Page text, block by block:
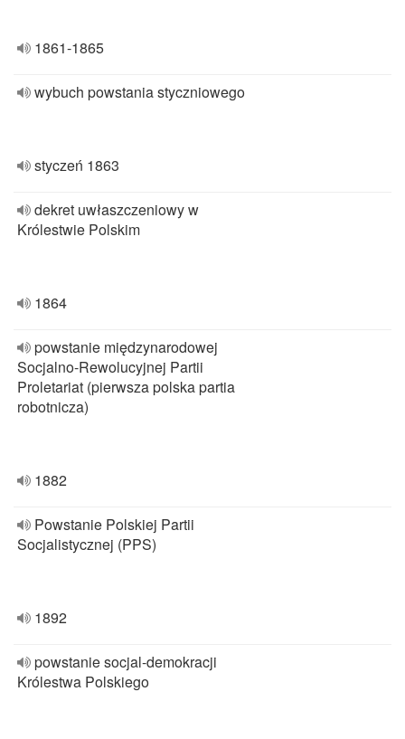
1861-1865
wybuch powstania styczniowego
styczeń 1863
dekret uwłaszczeniowy w
Królestwie Polskim
1864
powstanie międzynarodowej
Socjalno-Rewolucyjnej Partii
Proletariat (pierwsza polska partia
robotnicza)
1882
Powstanie Polskiej Partii
Socjalistycznej (PPS)
1892
powstanie socjal-demokracji
Królestwa Polskiego